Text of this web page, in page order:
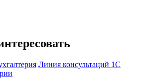
Линия консультаций 1С